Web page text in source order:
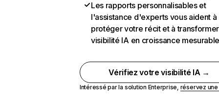
Les rapports personnalisables et
l'assistance d'experts vous aident à
protéger votre récit et à
visibilité IA en croissance
Vérifiez votre visibilité IA →
Intéressé par la solution Enterprise, réservez